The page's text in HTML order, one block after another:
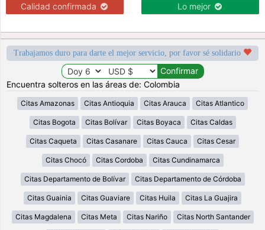
Calidad confirmada Lo mejor
Trabajamos duro para darte el mejor servicio, por favor sé solidario
Encuentra solteros en las áreas de: Colombia
Citas Amazonas Citas Antioquia Citas Arauca Citas Atlantico
Citas Bogota Citas Bolívar Citas Boyaca Citas Caldas
Citas Caqueta Citas Casanare Citas Cauca Citas Cesar
Citas Chocó Citas Cordoba Citas Cundinamarca
Citas Departamento de Bolívar Citas Departamento de Córdoba
Citas Guainia Citas Guaviare Citas Huila Citas La Guajira
Citas Magdalena Citas Meta Citas Nariño Citas North Santander